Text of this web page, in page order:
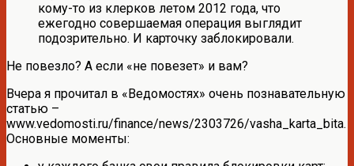
кому-то из клерков летом 2012 года, что
ежегодно совершаемая операция выглядит
подозрительно. И карточку заблокировали.
Не повезло? А если «не повезет» и вам?
Вчера я прочитал в «Ведомостях» очень познавательную
статью –
www.vedomosti.ru/finance/news/2303726/vasha_karta_bita.
Основные моменты: